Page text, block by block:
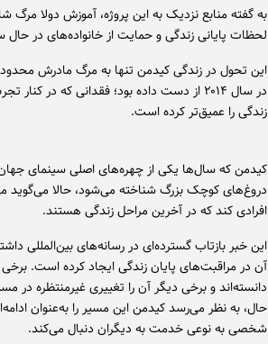
به گفته منابع نزدیک به این پروژه، آموزش دولا مرگ
لحظات پایانی زندگی و حمایت از خانواده‌های در
این تحول در زندگی کیدمن تنها به مرگ مادرش
در سال ۲۰۱۴ از دست داده بود؛ فقدانی که در
زندگی را عمیق‌تر کرده است.
کیدمن که سال‌ها یکی از چهره‌های اصلی سینمای
دروغ‌های کوچک بزرگ شناخته می‌شود، حالا
افرادی کند که در آخرین مراحل زندگی هستند.
این خبر بازتاب گسترده‌ای در رسانه‌های بین‌المللی
آن در مراقبت‌های پایان زندگی ایجاد کرده است.
دانسته‌اند و برخی دیگر آن را تغییری غیرمنتظره در
حال، به نظر می‌رسد کیدمن این مسیر را به‌عنوان
شخصی به نوعی خدمت به دیگران دنبال می‌کند.